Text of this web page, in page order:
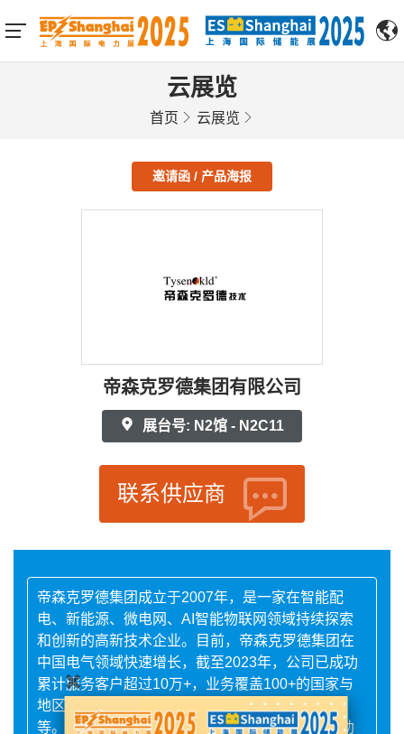
云展览
首页 云展览
邀请函 / 产品海报
帝森克罗德集团有限公司
展台号: N2馆 - N2C11
联系供应商
帝森克罗德集团成立于2007年，是一家在智能配
电、新能源、微电网、AI智能物联网领域持续探索
和创新的高新技术企业。目前，帝森克罗德集团在
中国电气领域快速增长，截至2023年，公司已成功
累计服务客户超过10万+，业务覆盖100+的国家与
地区，涉及亚洲、非洲、北美洲、南美洲、欧洲
等。通过与合作伙伴的长期不懈努力，已成功帮助